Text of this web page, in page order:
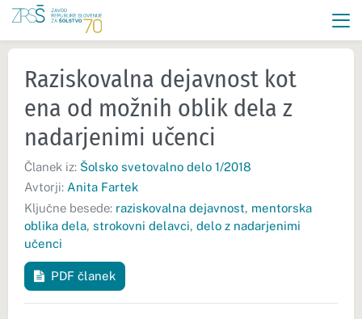
Raziskovalna dejavnost kot
ena od možnih oblik dela z
nadarjenimi učenci
Članek iz: Šolsko svetovalno delo 1/2018
Avtorji: Anita Fartek
Ključne besede: raziskovalna dejavnost, mentorska
oblika dela, strokovni delavci, delo z nadarjenimi
učenci
PDF članek